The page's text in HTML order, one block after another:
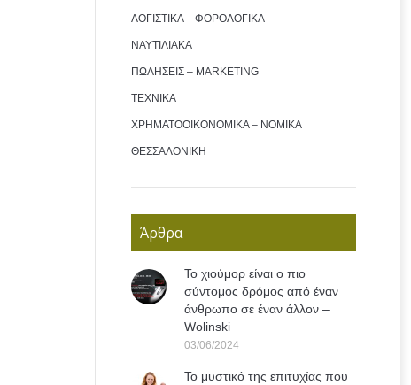
ΛΟΓΙΣΤΙΚΑ – ΦΟΡΟΛΟΓΙΚΑ
ΝΑΥΤΙΛΙΑΚΑ
ΠΩΛΗΣΕΙΣ – MARKETING
ΤΕΧΝΙΚΑ
ΧΡΗΜΑΤΟΟΙΚΟΝΟΜΙΚΑ – ΝΟΜΙΚΑ
ΘΕΣΣΑΛΟΝΙΚΗ
Άρθρα
Το χιούμορ είναι ο πιο
σύντομος δρόμος από έναν
άνθρωπο σε έναν άλλον –
Wolinski
03/06/2024
Το μυστικό της επιτυχίας που